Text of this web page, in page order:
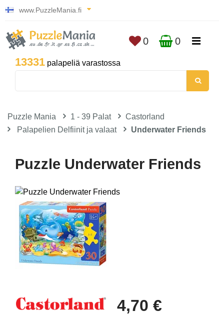
www.PuzzleMania.fi
13331 palapeliä varastossa
0 0
Puzzle Mania 1 - 39 Palat
Castorland
Palapelien Delfiinit ja valaat
Underwater Friends
Puzzle Underwater Friends
4,70 €